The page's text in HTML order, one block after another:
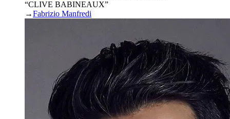
“CLIVE BABINEAUX”
→Fabrizio Manfredi